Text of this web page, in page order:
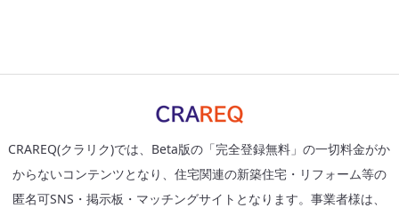
CRAREQ(クラリク)では、Beta版の「完全登録無料」の一切料金がか
からないコンテンツとなり、住宅関連の新築住宅・リフォーム等の
匿名可SNS・掲示板・マッチングサイトとなります。事業者様は、